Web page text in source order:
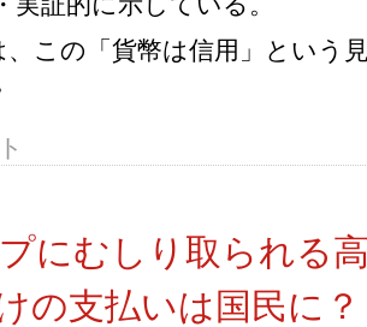
、この「貨幣は信用」という
にむしり取られる
の支払いは国民に？